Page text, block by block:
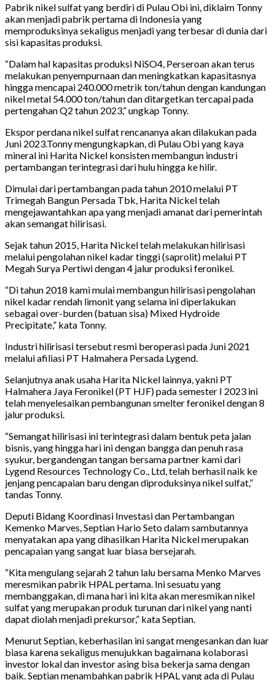
Pabrik nikel sulfat yang berdiri di Pulau Obi ini, diklaim Tonny
akan menjadi pabrik pertama di Indonesia yang
memproduksinya sekaligus menjadi yang terbesar di dunia dari
sisi kapasitas produksi.
“Dalam hal kapasitas produksi NiSO4, Perseroan akan terus
melakukan penyempurnaan dan meningkatkan kapasitasnya
hingga mencapai 240.000 metrik ton/tahun dengan kandungan
nikel metal 54.000 ton/tahun dan ditargetkan tercapai pada
pertengahan Q2 tahun 2023,” ungkap Tonny.
Ekspor perdana nikel sulfat rencananya akan dilakukan pada
Juni 2023.Tonny mengungkapkan, di Pulau Obi yang kaya
mineral ini Harita Nickel konsisten membangun industri
pertambangan terintegrasi dari hulu hingga ke hilir.
Dimulai dari pertambangan pada tahun 2010 melalui PT
Trimegah Bangun Persada Tbk, Harita Nickel telah
mengejawantahkan apa yang menjadi amanat dari pemerintah
akan semangat hilirisasi.
Sejak tahun 2015, Harita Nickel telah melakukan hilirisasi
melalui pengolahan nikel kadar tinggi (saprolit) melalui PT
Megah Surya Pertiwi dengan 4 jalur produksi feronikel.
“Di tahun 2018 kami mulai membangun hilirisasi pengolahan
nikel kadar rendah limonit yang selama ini diperlakukan
sebagai over-burden (batuan sisa) Mixed Hydroide
Precipitate,” kata Tonny.
Industri hilirisasi tersebut resmi beroperasi pada Juni 2021
melalui afiliasi PT Halmahera Persada Lygend.
Selanjutnya anak usaha Harita Nickel lainnya, yakni PT
Halmahera Jaya Feronikel (PT HJF) pada semester I 2023 ini
telah menyelesaikan pembangunan smelter feronikel dengan 8
jalur produksi.
“Semangat hilirisasi ini terintegrasi dalam bentuk peta jalan
bisnis, yang hingga hari ini dengan bangga dan penuh rasa
syukur, bergandengan tangan bersama partner kami dari
Lygend Resources Technology Co., Ltd, telah berhasil naik ke
jenjang pencapaian baru dengan diproduksinya nikel sulfat,”
tandas Tonny.
Deputi Bidang Koordinasi Investasi dan Pertambangan
Kemenko Marves, Septian Hario Seto dalam sambutannya
menyatakan apa yang dihasilkan Harita Nickel merupakan
pencapaian yang sangat luar biasa bersejarah.
“Kita mengulang sejarah 2 tahun lalu bersama Menko Marves
meresmikan pabrik HPAL pertama. Ini sesuatu yang
membanggakan, di mana hari ini kita akan meresmikan nikel
sulfat yang merupakan produk turunan dari nikel yang nanti
dapat diolah menjadi prekursor,” kata Septian.
Menurut Septian, keberhasilan ini sangat mengesankan dan luar
biasa karena sekaligus menujukkan bagaimana kolaborasi
investor lokal dan investor asing bisa bekerja sama dengan
baik. Septian menambahkan pabrik HPAL yang ada di Pulau